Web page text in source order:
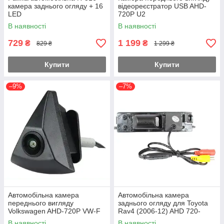
камера заднього огляду + 16
LED
В наявності
729 ₴ 829 ₴
Купити
відеореєстратор USB AHD-
720P U2
В наявності
1 199 ₴ 1 299 ₴
Купити
–9%
Автомобільна камера
переднього вигляду
Volkswagen AHD-720P VW-F
–7%
Автомобільна камера
заднього огляду для Toyota
Rav4 (2006-12) AHD 720-
1080 HS-8006